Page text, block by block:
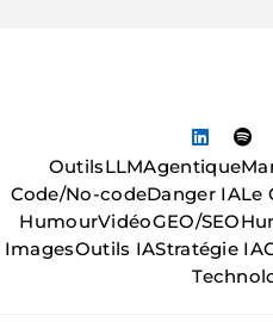
OutilsLLMAgentique
Code/No-codeDanger IALe
HumourVidéoGEO/SEO
ImagesOutils IAStratégie IA